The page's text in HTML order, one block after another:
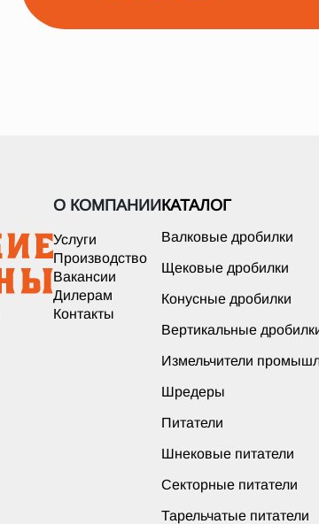
О КОМПАНИИ
Услуги
Производство
Вакансии
Дилерам
Контакты
КАТАЛОГ
Валковые дробилки
Щековые дробилки
Конусные дробилки
Вертикальные
Измельчители
Шредеры
Питатели
Шнековые питатели
Секторные питатели
Тарельчатые питатели